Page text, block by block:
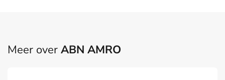
Meer over ABN AMRO